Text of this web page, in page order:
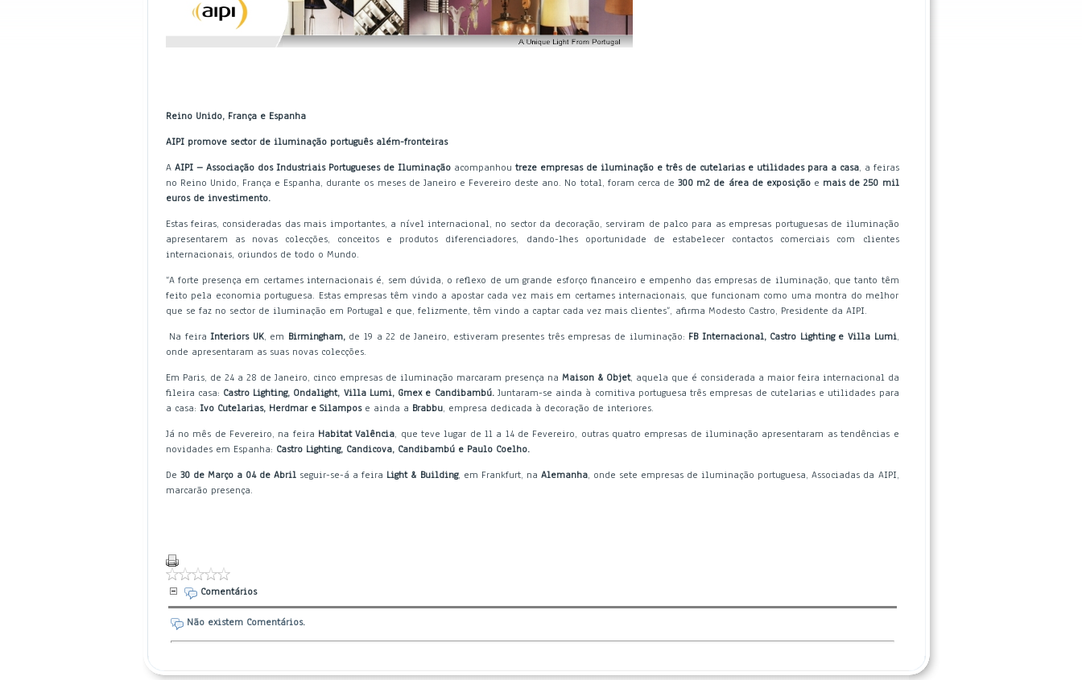
Reino Unido, França e Espanha
AIPI promove sector de iluminação português além-fronteiras
A AIPI – Associação dos Industriais Portugueses de Iluminaçãoacompanhou treze empresas de iluminação e três de cutelarias e utilidades para a casa, a feiras
no Reino Unido, França e Espanha, durante os meses de Janeiro e Fevereiro deste ano. No total, foram cerca de300 m2 de área de exposiçãoe mais de 250 mil
euros de investimento.
Estas feiras, consideradas das mais importantes, a nível internacional, no sector da decoração, serviram de palco para as empresas portuguesas de iluminação
apresentarem as novas colecções, conceitos e produtos diferenciadores, dando-lhes oportunidade de estabelecer contactos comerciais com clientes
internacionais, oriundos de todo o Mundo.
“A forte presença em certames internacionais é, sem dúvida, o reflexo de um grande esforço financeiro e empenho das empresas de iluminação, que tanto têm
feito pela economia portuguesa. Estas empresas têm vindo a apostar cada vez mais em certames internacionais, que funcionam como uma montra do melhor
que se faz no sector de iluminação em Portugal e que, felizmente, têm vindo a captar cada vez mais clientes”, afirma Modesto Castro, Presidente da AIPI.
Na feiraInteriors UK, em Birmingham,de 19 a 22 de Janeiro, estiveram presentes três empresas de iluminação: FB Internacional, Castro Lighting e Villa Lumi,
onde apresentaram as suas novas colecções.
Em Paris, de 24 a 28 de Janeiro, cinco empresas de iluminação marcaram presença na Maison & Objet, aquela que é considerada a maior feira internacional da
fileira casa: Castro Lighting, Ondalight, Villa Lumi, Gmex e Candibambú. Juntaram-se ainda à comitiva portuguesa três empresas de cutelarias e utilidades para
a casa: Ivo Cutelarias, Herdmar e Silampos e ainda a Brabbu, empresa dedicada à decoração de interiores.
Já no mês de Fevereiro, na feira Habitat Valência, que teve lugar de 11 a 14 de Fevereiro, outras quatro empresas de iluminação apresentaram as tendências e
novidades em Espanha: Castro Lighting, Candicova, Candibambú e Paulo Coelho.
De 30 de Março a 04 de Abril seguir-se-á a feira Light & Building, em Frankfurt, na Alemanha, onde sete empresas de iluminação portuguesa, Associadas da AIPI,
marcarão presença.
Comentários
Não existem Comentários.